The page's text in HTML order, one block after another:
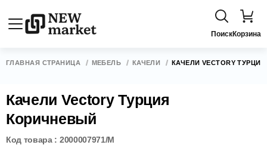
ПоискКорзина
ГЛАВНАЯ СТРАНИЦА МЕБЕЛЬ КАЧЕЛИ КАЧЕЛИ VECTORY
Качели Vectory Турция
Коричневый
Код товара : 2000007971/M